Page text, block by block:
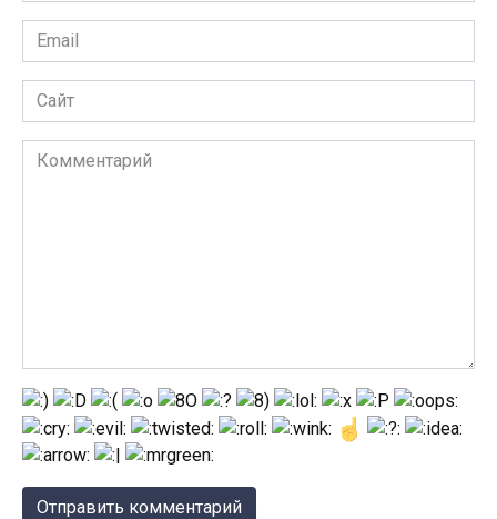
Email
Сайт
Комментарий